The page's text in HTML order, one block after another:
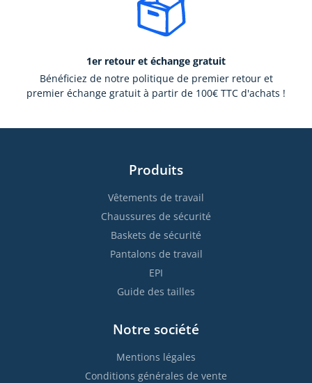
1er retour et échange gratuit
Bénéficiez de notre politique de premier retour et
premier échange gratuit à partir de 100€ TTC d'achats !
Produits
Vêtements de travail
Chaussures de sécurité
Baskets de sécurité
Pantalons de travail
EPI
Guide des tailles
Notre société
Mentions légales
Conditions générales de vente